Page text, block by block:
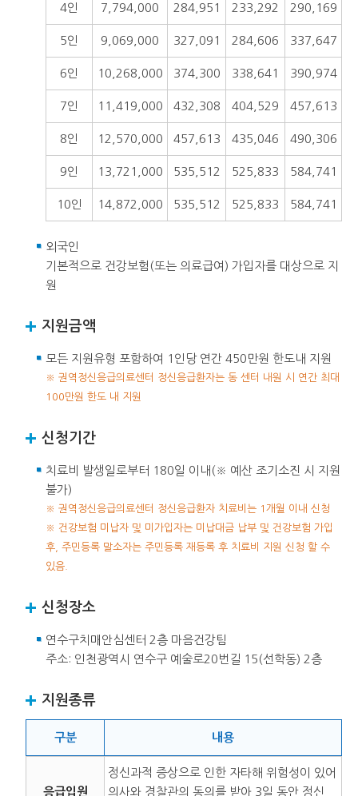
4인 7,794,000 284,951 233,292 290,169
5인 9,069,000 327,091 284,606 337,647
6인 10,268,000 374,300 338,641 390,974
7인 11,419,000 432,308 404,529 457,613
8인 12,570,000 457,613 435,046 490,306
9인 13,721,000 535,512 525,833 584,741
10인 14,872,000 535,512 525,833 584,741
외국인
기본적으로 건강보험(또는 의료급여) 가입자를 대상으로 지
원
지원금액
모든 지원유형 포함하여 1인당 연간 450만원 한도내 지원
※ 권역정신응급의료센터 정신응급환자는 동 센터 내원 시 연간 최대
100만원 한도 내 지원
신청기간
치료비 발생일로부터 180일 이내(※ 예산 조기소진 시 지원
불가)
※ 권역정신응급의료센터 정신응급환자 치료비는 1개월 이내 신청
※ 건강보험 미납자 및 미가입자는 미납대금 납부 및 건강보험 가입
후, 주민등록 말소자는 주민등록 재등록 후 치료비 지원 신청 할 수
있음.
신청장소
연수구치매안심센터 2층 마음건강팀
주소: 인천광역시 연수구 예술로20번길 15(선학동) 2층
지원종류
구분 내용
응급입원
정신과적 증상으로 인한 자타해 위험성이 있어
의사와 경찰관의 동의를 받아 3일 동안 정신